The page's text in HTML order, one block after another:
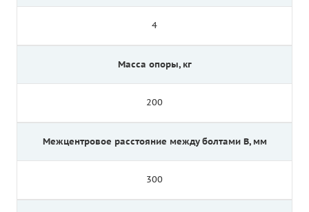
4
Масса опоры, кг
200
Межцентровое расстояние между болтами B, мм
300